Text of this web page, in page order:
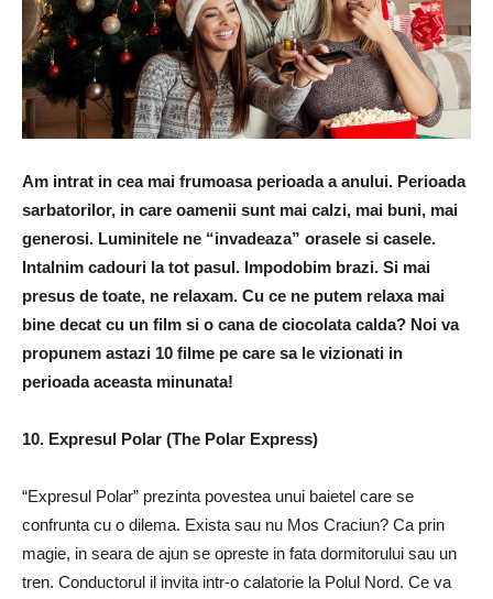
Am intrat in cea mai frumoasa perioada a anului. Perioada
sarbatorilor, in care oamenii sunt mai calzi, mai buni, mai
generosi. Luminitele ne “invadeaza” orasele si casele.
Intalnim cadouri la tot pasul. Impodobim brazi. Si mai
presus de toate, ne relaxam. Cu ce ne putem relaxa mai
bine decat cu un film si o cana de ciocolata calda? Noi va
propunem astazi 10 filme pe care sa le vizionati in
perioada aceasta minunata!
10. Expresul Polar (The Polar Express)
“Expresul Polar” prezinta povestea unui baietel care se
confrunta cu o dilema. Exista sau nu Mos Craciun? Ca prin
magie, in seara de ajun se opreste in fata dormitorului sau un
tren. Conductorul il invita intr-o calatorie la Polul Nord. Ce va